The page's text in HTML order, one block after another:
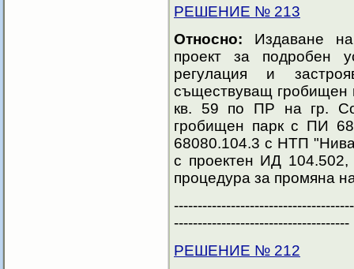
РЕШЕНИЕ № 213
Относно: Издаване
проект за подробен
регулация и
съществуващ гробищен
кв. 59 по ПР на гр.
гробищен парк с ПИ
68080.104.3 с НТП
с проектен ИД 104.502,
процедура за промяна
-------------------------------------
РЕШЕНИЕ № 212